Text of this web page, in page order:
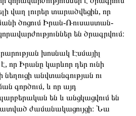
վաղ լուրեր տարածվեցին, որ
ծոցում Իրան-Ռուսաստան-
են ծրագրվում։
խոսնակ Էսմայիլ
որ Իրանը կարևոր դեր ունի
նեղուցի անվտանգության ու
գործում, և որ այդ
են և անցկացվում են
ժամանակացույցի։ Նա